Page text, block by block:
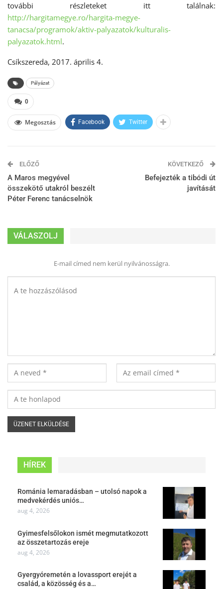
további részleteket itt találnak:
http://hargitamegye.ro/hargita-megye-
tanacsa/programok/aktiv-palyazatok/kulturalis-
palyazatok.html.
Csíkszereda, 2017. április 4.
Pályázat
0
Megosztás Facebook Twitter
ELŐZŐ
A Maros megyével
összekötő utakról beszélt
Péter Ferenc tanácselnök
KÖVETKEZŐ
Befejezték a tibódi út
javítását
VÁLASZOLJ
E-mail címed nem kerül nyilvánosságra.
HÍREK
Románia lemaradásban – utolsó napok a
medvekérdés uniós…
aug 4, 2026
Gyimesfelsőlokon ismét megmutatkozott
az összetartozás ereje
aug 4, 2026
Gyergyóremetén a lovassport erejét a
család, a közösség és a…